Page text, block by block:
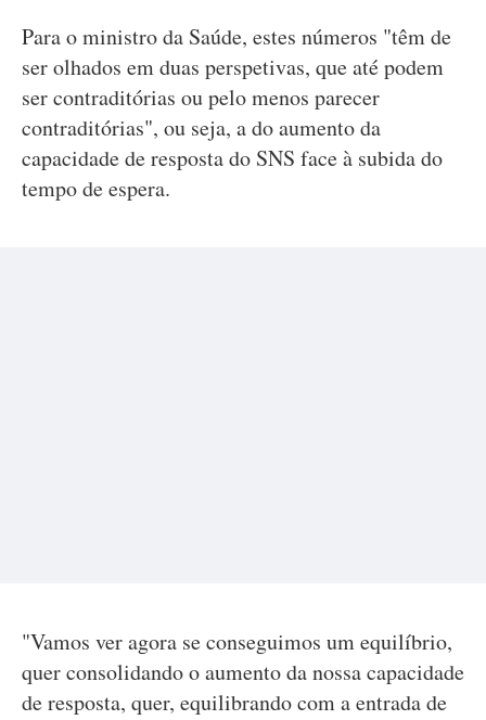
Para o ministro da Saúde, estes números "têm de
ser olhados em duas perspetivas, que até podem
ser contraditórias ou pelo menos parecer
contraditórias", ou seja, a do aumento da
capacidade de resposta do SNS face à subida do
tempo de espera.
"Vamos ver agora se conseguimos um equilíbrio,
quer consolidando o aumento da nossa capacidade
de resposta, quer, equilibrando com a entrada de